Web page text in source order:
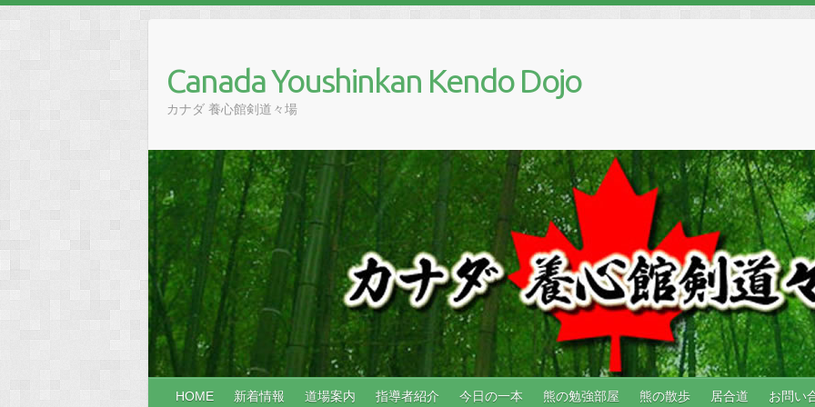
content
Canada Youshinkan Kendo Dojo
カナダ 養心館剣道々場
HOME 新着情報 道場案内 指導者紹介 今日の一本 熊の勉強部屋 熊の散歩 居合道 お問い